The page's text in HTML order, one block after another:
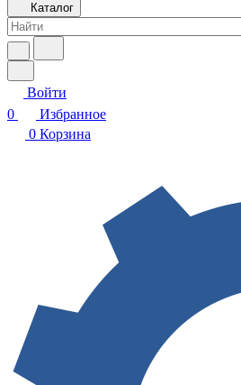
Каталог
Войти
0
Избранное
0 Корзина